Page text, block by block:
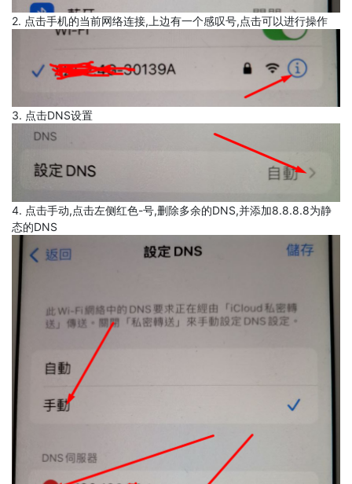
2. 点击手机的当前网络连接,上边有一个感叹号,点击可以进行操作
3. 点击DNS设置
4. 点击手动,点击左侧红色-号,删除多余的DNS,并添加8.8.8.8为静
态的DNS